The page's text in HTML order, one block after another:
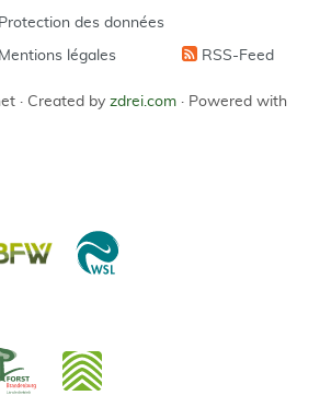
Protection des données
Mentions légales RSS-Feed
· Created by zdrei.com · Powered with